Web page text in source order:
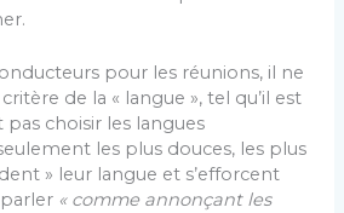
pour les réunions, il ne
de la « langue », tel qu’il est
pas choisir les langues
les plus douces, les plus
» leur langue et s’efforcent
« comme annonçant les